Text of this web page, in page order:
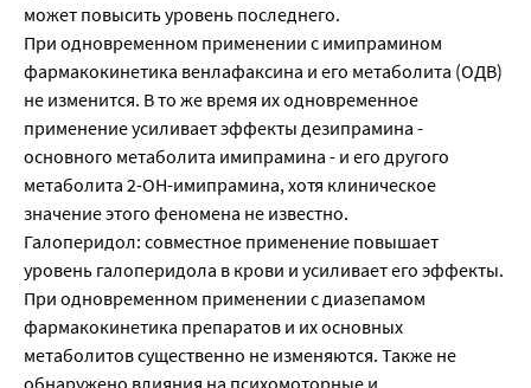
может повысить уровень последнего.
При одновременном применении с имипрамином
фармакокинетика венлафаксина и его метаболита (ОДВ)
не изменится. В то же время их одновременное
применение усиливает эффекты дезипрамина -
основного метаболита имипрамина - и его другого
метаболита 2-ОН-имипрамина, хотя клиническое
значение этого феномена не известно.
Галоперидол: совместное применение повышает
уровень галоперидола в крови и усиливает его эффекты.
При одновременном применении с диазепамом
фармакокинетика препаратов и их основных
метаболитов существенно не изменяются. Также не